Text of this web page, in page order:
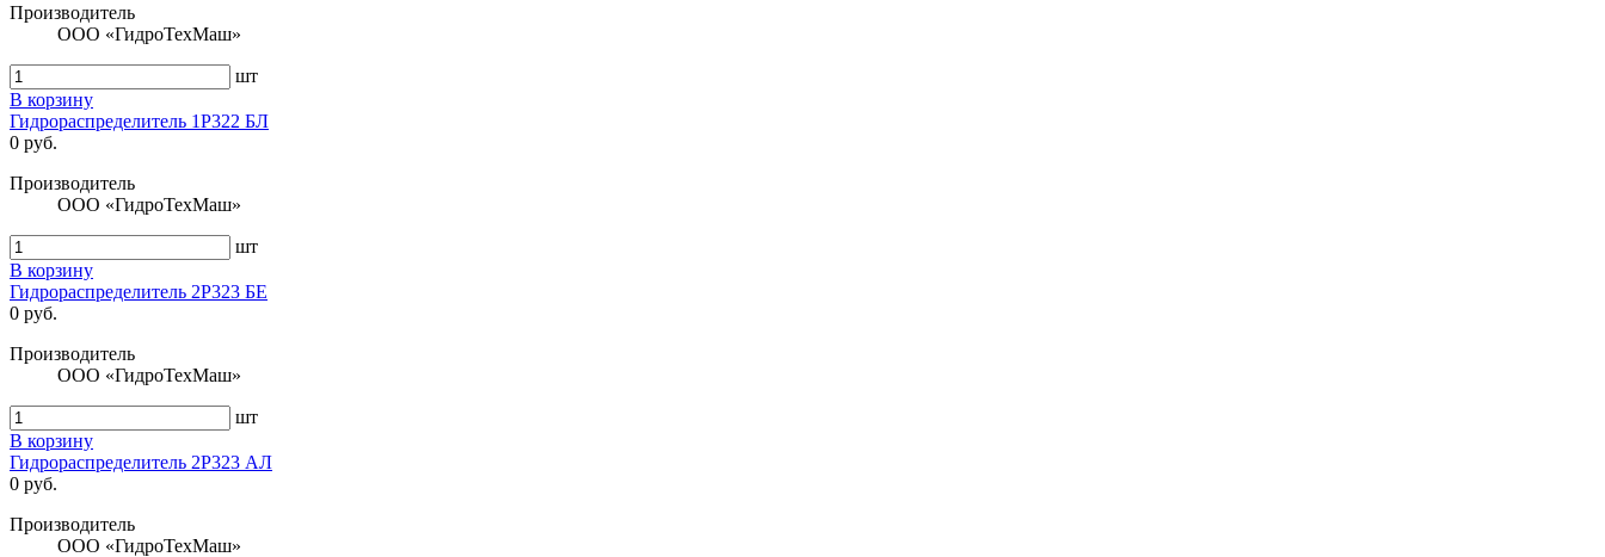
Производитель
ООО «ГидроТехМаш»
шт
В корзину
Гидрораспределитель 1Р322 БЛ
0 руб.
Производитель
ООО «ГидроТехМаш»
шт
В корзину
Гидрораспределитель 2Р323 БЕ
0 руб.
Производитель
ООО «ГидроТехМаш»
шт
В корзину
Гидрораспределитель 2Р323 АЛ
0 руб.
Производитель
ООО «ГидроТехМаш»